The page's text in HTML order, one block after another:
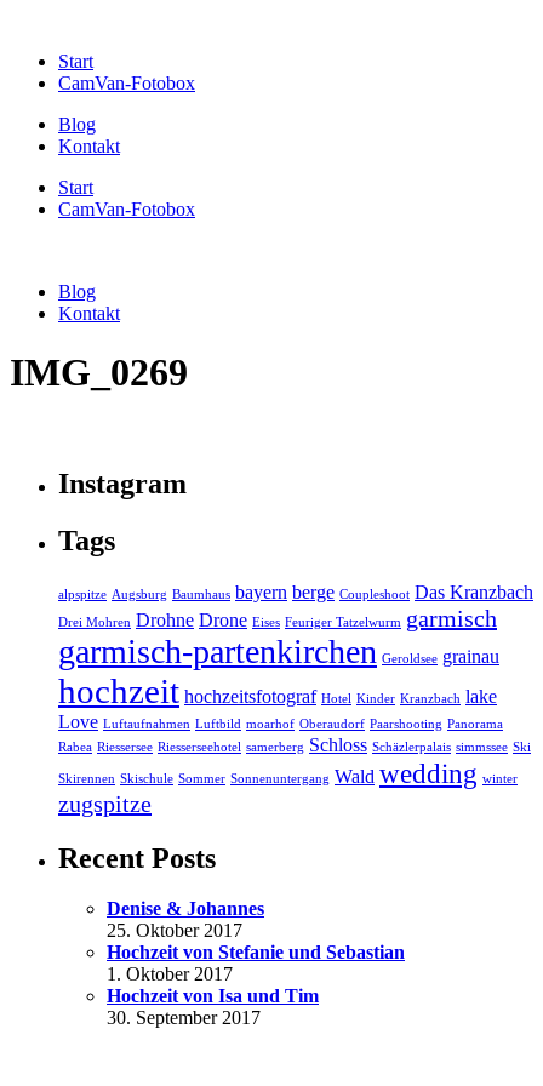
Start
CamVan-Fotobox
Blog
Kontakt
Start
CamVan-Fotobox
Blog
Kontakt
IMG_0269
Instagram
Tags
alpspitze Augsburg Baumhaus bayern berge Coupleshoot Das Kranzbach
Drei Mohren Drohne Drone Eises Feuriger Tatzelwurm garmisch
garmisch-partenkirchen Geroldsee grainau
hochzeit hochzeitsfotograf Hotel Kinder Kranzbach lake
Love Luftaufnahmen Luftbild moarhof Oberaudorf Paarshooting Panorama
Rabea Riessersee Riesserseehotel samerberg Schloss Schäzlerpalais simmssee Ski
Skirennen Skischule Sommer Sonnenuntergang Wald wedding winter
zugspitze
Recent Posts
Denise & Johannes
25. Oktober 2017
Hochzeit von Stefanie und Sebastian
1. Oktober 2017
Hochzeit von Isa und Tim
30. September 2017